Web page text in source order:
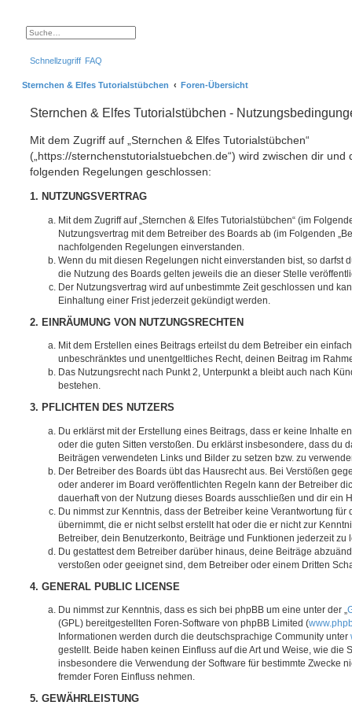
t
e
t
e
c
e
Schnellzugriff FAQ
Sternchen & Elfes Tutorialstübchen Foren-Übersicht
Sternchen & Elfes Tutorialstübchen -
Mit dem Zugriff auf „Sternchen & Elfes Tutorialstübchen“
(„https://sternchenstutorialstuebchen.de“) wird zwischen dir
folgenden Regelungen geschlossen:
1. NUTZUNGSVERTRAG
Mit dem Zugriff auf „Sternchen & Elfes Tutorialstübchen“ (im
Nutzungsvertrag mit dem Betreiber des Boards ab (im Folgenden
nachfolgenden Regelungen einverstanden.
Wenn du mit diesen Regelungen nicht einverstanden bist, so darfst
die Nutzung des Boards gelten jeweils die an dieser Stelle
Der Nutzungsvertrag wird auf unbestimmte Zeit geschlossen und
Einhaltung einer Frist jederzeit gekündigt werden.
2. EINRÄUMUNG VON NUTZUNGSRECHTEN
Mit dem Erstellen eines Beitrags erteilst du dem Betreiber ein
unbeschränktes und unentgeltliches Recht, deinen Beitrag im
Das Nutzungsrecht nach Punkt 2, Unterpunkt a bleibt auch nach
bestehen.
3. PFLICHTEN DES NUTZERS
Du erklärst mit der Erstellung eines Beitrags, dass er keine Inhalte
oder die guten Sitten verstoßen. Du erklärst insbesondere, dass du
Beiträgen verwendeten Links und Bilder zu setzen bzw. zu
Der Betreiber des Boards übt das Hausrecht aus. Bei Verstößen
oder anderer im Board veröffentlichten Regeln kann der Betreiber
dauerhaft von der Nutzung dieses Boards ausschließen und dir ein
Du nimmst zur Kenntnis, dass der Betreiber keine Verantwortung für
übernimmt, die er nicht selbst erstellt hat oder die er nicht zur
Betreiber, dein Benutzerkonto, Beiträge und Funktionen jederzeit zu
Du gestattest dem Betreiber darüber hinaus, deine Beiträge
verstoßen oder geeignet sind, dem Betreiber oder einem Dritten
4. GENERAL PUBLIC LICENSE
Du nimmst zur Kenntnis, dass es sich bei phpBB um eine unter der „
(GPL) bereitgestellten Foren-Software von phpBB Limited (
Informationen werden durch die deutschsprachige Community unter
gestellt. Beide haben keinen Einfluss auf die Art und Weise, wie die
insbesondere die Verwendung der Software für bestimmte Zwecke
fremder Foren Einfluss nehmen.
5. GEWÄHRLEISTUNG